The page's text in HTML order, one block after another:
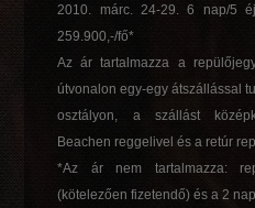
2010. márc. 24-29. 6 nap/5
259.900,-/fő*
Az ár tartalmazza a
útvonalon egy-egy átszállással
osztályon, a szállást
Beachen reggelivel és a retúr
*Az ár nem tartalmazza:
(kötelezően fizetendő) és a 2